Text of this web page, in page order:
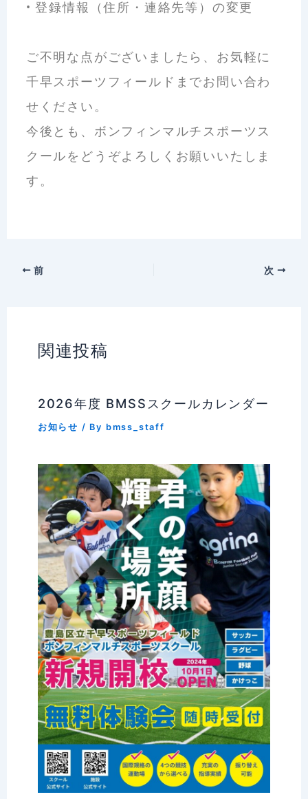
• 登録情報（住所・連絡先等）の変更
ご不明な点がございましたら、お気軽に
千早スポーツフィールドまでお問い合わ
せください。
今後とも、ボンフィンマルチスポーツス
クールをどうぞよろしくお願いいたしま
す。
前 次
関連投稿
2026年度 BMSSスクールカレンダー
お知らせ / By bmss_staff